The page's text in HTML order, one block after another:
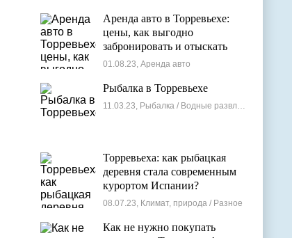
Аренда авто в Торревьехе:
цены, как выгодно
забронировать и отыскать
лучшие варианты
01.08.23, Аренда авто
Рыбалка в Торревьехе
11.03.23, Рыбалка / Водные развлечения
Торревьеха: как рыбацкая
деревня стала современным
курортом Испании?
08.07.23, Климат, природа / Разное
Как не нужно покупать